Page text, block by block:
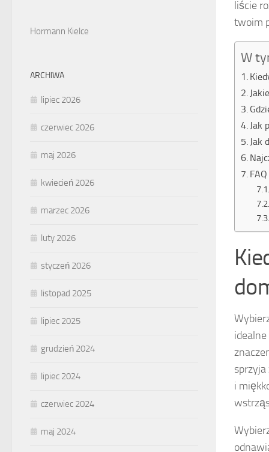
liście
twoim
W
Jak
Jak
i
Hormann Kielce
ARCHIWA
lipiec 2026
czerwiec 2026
maj 2026
kwiecień 2026
marzec 2026
luty 2026
styczeń 2026
listopad 2025
lipiec 2025
grudzień 2024
lipiec 2024
czerwiec 2024
maj 2024